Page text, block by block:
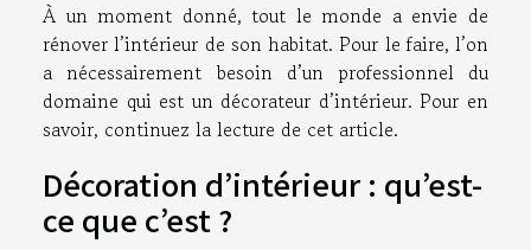
À un moment donné, tout le monde a envie de
rénover l’intérieur de son habitat. Pour le faire, l’on
a nécessairement besoin d’un professionnel du
domaine qui est un décorateur d’intérieur. Pour en
savoir, continuez la lecture de cet article.
Décoration d’intérieur : qu’est-
ce que c’est ?